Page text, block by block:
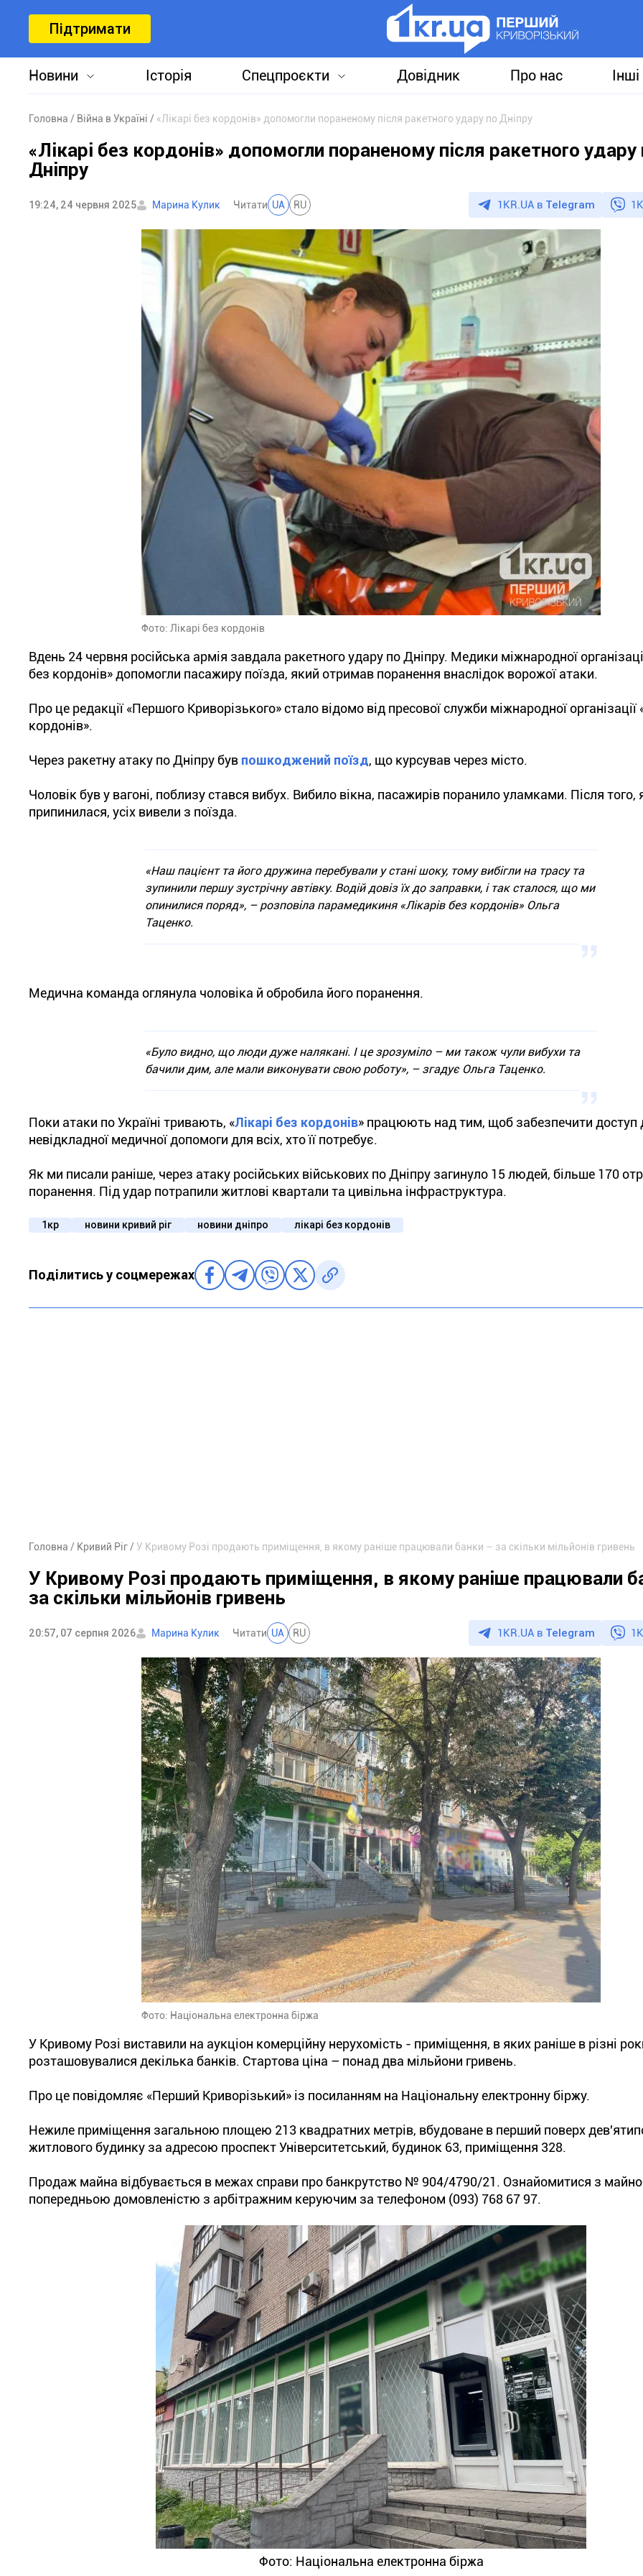
Підтримати
Новини Історія Спецпроєкти Довідник Про нас
Головна Війна в Україні «Лікарі без кордонів» допомогли пораненому після ракетного удару по Дніпру
«Лікарі без кордонів» допомогли пораненому після ракетного удару
Дніпру
19:24, 24 червня 2025 Марина Кулик Читати UA RU 1KR.UA в Telegram
Фото: Лікарі без кордонів
Вдень 24 червня російська армія завдала ракетного удару по Дніпру. Медики міжнародної
без кордонів» допомогли пасажиру поїзда, який отримав поранення внаслідок ворожої атаки.
Про це редакції «Першого Криворізького» стало відомо від пресової служби міжнародної організації
кордонів».
Через ракетну атаку по Дніпру був пошкоджений поїзд, що курсував через місто.
Чоловік був у вагоні, поблизу стався вибух. Вибило вікна, пасажирів поранило уламками. Після того,
припинилася, усіх вивели з поїзда.
«Наш пацієнт та його дружина перебували у стані шоку, тому вибігли на трасу та
зупинили першу зустрічну автівку. Водій довіз їх до заправки, і так сталося, що ми
опинилися поряд», – розповіла парамедикиня «Лікарів без кордонів» Ольга
Таценко.
Медична команда оглянула чоловіка й обробила його поранення.
«Було видно, що люди дуже налякані. І це зрозуміло – ми також чули вибухи та
бачили дим, але мали виконувати свою роботу», – згадує Ольга Таценко.
Поки атаки по Україні тривають, «Лікарі без кордонів» працюють над тим, щоб забезпечити доступ
невідкладної медичної допомоги для всіх, хто її потребує.
Як ми писали раніше, через атаку російських військових по Дніпру загинуло 15 людей, більше 170
поранення. Під удар потрапили житлові квартали та цивільна інфраструктура.
1кр новини кривий ріг новини дніпро лікарі без кордонів
Поділитись у соцмережах
Головна Кривий Ріг У Кривому Розі продають приміщення, в якому раніше працювали банки – за скільки мільйонів гривень
У Кривому Розі продають приміщення, в якому раніше працювали
за скільки мільйонів гривень
20:57, 07 серпня 2026 Марина Кулик Читати UA RU 1KR.UA в Telegram
Фото: Національна електронна біржа
У Кривому Розі виставили на аукціон комерційну нерухомість - приміщення, в яких раніше в різні
розташовувалися декілька банків. Стартова ціна – понад два мільйони гривень.
Про це повідомляє «Перший Криворізький» із посиланням на Національну електронну біржу.
Нежиле приміщення загальною площею 213 квадратних метрів, вбудоване в перший поверх
житлового будинку за адресою проспект Університетський, будинок 63, приміщення 328.
Продаж майна відбувається в межах справи про банкрутство № 904/4790/21. Ознайомитися з
попередньою домовленістю з арбітражним керуючим за телефоном (093) 768 67 97.
Фото: Національна електронна біржа